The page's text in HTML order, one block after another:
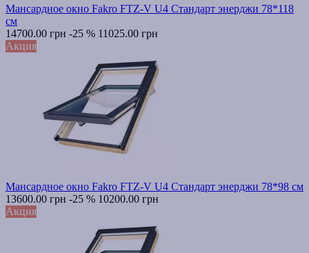
Мансардное окно Fakro FTZ-V U4 Стандарт энерджи 78*118
см
14700.00 грн -25 % 11025.00 грн
Акция
Мансардное окно Fakro FTZ-V U4 Стандарт энерджи 78*98 см
13600.00 грн -25 % 10200.00 грн
Акция